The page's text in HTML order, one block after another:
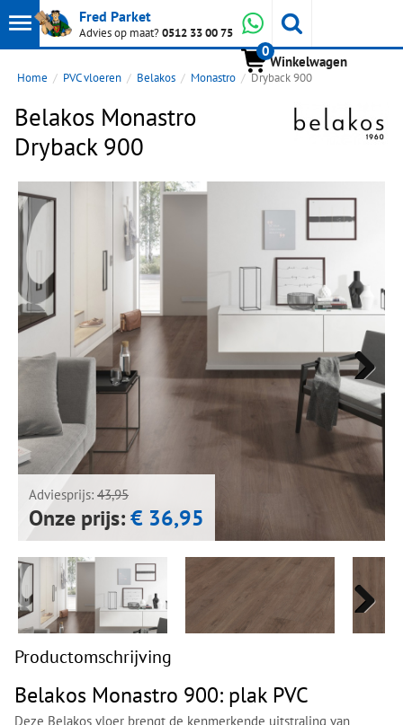
Toon
hoofdmenu
Fred Parket
Advies op maat?0512 33 00 75 Whatsapp
0
Winkelwagen
Home PVC vloeren Belakos Monastro Dryback 900
Belakos Monastro
Dryback 900
Adviesprijs: 43,95
Onze prijs:€ 36,95
Next
Next
Next
Next
Productomschrijving
Belakos Monastro 900: plak PVC
Deze Belakos vloer brengt de kenmerkende uitstraling van